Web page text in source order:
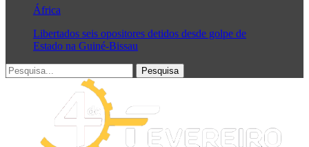
África
Libertados seis opositores detidos desde golpe de
Estado na Guiné-Bissau